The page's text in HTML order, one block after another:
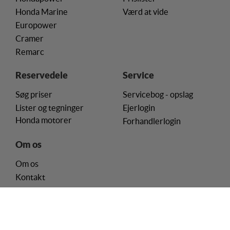
Honda Marine
Europower
Cramer
Remarc
Værd at vide
Reservedele
Søg priser
Lister og tegninger
Honda motorer
Service
Servicebog - opslag
Ejerlogin
Forhandlerlogin
Om os
Om os
Kontakt
Handelsbetingelser
indsamler brugerens digitale fodspor på tværs af
interesserer sig for/søger på for at kunne
personalisere indholdet på en hjemmeside - dvs. vise
indhold, som kan være interessant for den enkelte
Markedsførings-cookies (tracking-cookies)
indsamler brugerens digitale fodspor på tværs af
flere hjemmesider og registrerer, hvad brugeren